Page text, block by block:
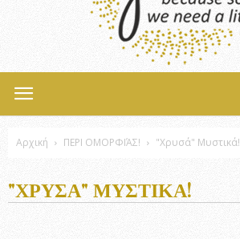
Αρχική ΠΕΡΙ ΟΜΟΡΦΙΆΣ! "Χρυσά" Μυστικά!
"ΧΡΥΣΆ" ΜΥΣΤΙΚΆ!